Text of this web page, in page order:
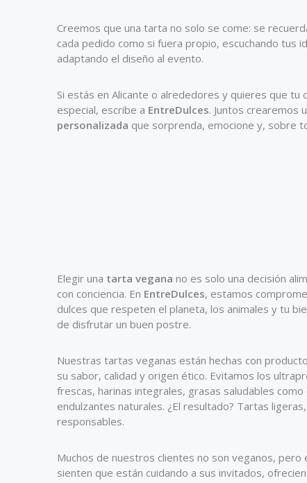
Creemos que una tarta no solo se come: se
cada pedido como si fuera propio, escuchando tus
adaptando el diseño al evento.
Si estás en Alicante o alrededores y quieres que tu
especial, escribe a EntreDulces. Juntos crearemos
personalizada que sorprenda, emocione y, sobre
Elegir una tarta vegana no es solo una decisión
con conciencia. En EntreDulces, estamos
dulces que respeten el planeta, los animales y tu
de disfrutar un buen postre.
Nuestras tartas veganas están hechas con
su sabor, calidad y origen ético. Evitamos los
frescas, harinas integrales, grasas saludables
endulzantes naturales. ¿El resultado? Tartas
responsables.
Muchos de nuestros clientes no son veganos,
sienten que están cuidando a sus invitados,